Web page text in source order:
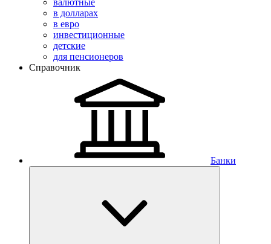
валютные
в долларах
в евро
инвестиционные
детские
для пенсионеров
Справочник
Банки